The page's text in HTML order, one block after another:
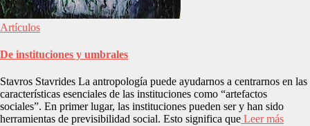
Artículos
De instituciones y umbrales
Stavros Stavrides La antropología puede ayudarnos a centrarnos en las
características esenciales de las instituciones como “artefactos
sociales”. En primer lugar, las instituciones pueden ser y han sido
herramientas de previsibilidad social. Esto significa que Leer más